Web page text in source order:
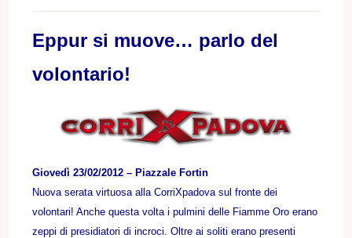
Eppur si muove… parlo del
volontario!
Giovedì 23/02/2012 – Piazzale Fortin
Nuova serata virtuosa alla CorriXpadova sul fronte dei
volontari! Anche questa volta i pulmini delle Fiamme Oro erano
zeppi di presidiatori di incroci. Oltre ai soliti erano presenti